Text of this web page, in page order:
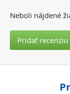
Neboli nájdené
Pridať recenziu